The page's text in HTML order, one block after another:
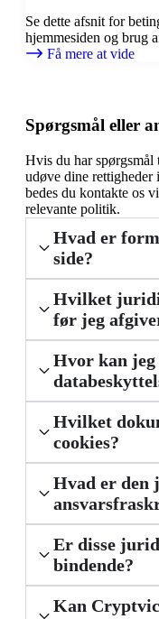
Se dette afsnit for
hjemmesiden og brug
Få mere at vide
Spørgsmål eller
Hvis du har
udøve dine
bedes du kontakte os
relevante politik.
Hvad er
side?
Hvilket
før jeg
Hvor kan
Hvilket
cookies?
Hvad er den
Er disse
bindende?
Kan